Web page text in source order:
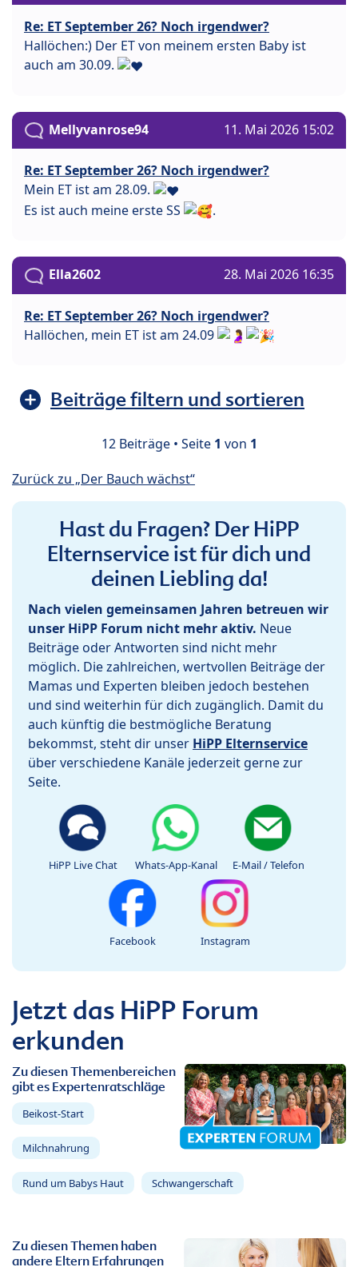
Re: ET September 26? Noch irgendwer?
Hallöchen:) Der ET von meinem ersten Baby ist
auch am 30.09.
Mellyvanrose94 11. Mai 2026 15:02
Re: ET September 26? Noch irgendwer?
Mein ET ist am 28.09.
Es ist auch meine erste SS
.
Ella2602 28. Mai 2026 16:35
Re: ET September 26? Noch irgendwer?
Hallöchen, mein ET ist am 24.09
Beiträge filtern und sortieren
12 Beiträge • Seite 1 von 1
Zurück zu „Der Bauch wächst“
Hast du Fragen? Der HiPP
Elternservice ist für dich und
deinen Liebling da!
Nach vielen gemeinsamen Jahren betreuen wir
unser HiPP Forum nicht mehr aktiv. Neue
Beiträge oder Antworten sind nicht mehr
möglich. Die zahlreichen, wertvollen Beiträge der
Mamas und Experten bleiben jedoch bestehen
und sind weiterhin für dich zugänglich. Damit du
auch künftig die bestmögliche Beratung
bekommst, steht dir unser HiPP Elternservice
über verschiedene Kanäle jederzeit gerne zur
Seite.
HiPP Live Chat Whats-App-Kanal E-Mail / Telefon
Facebook Instagram
Jetzt das HiPP Forum
erkunden
Zu diesen Themenbereichen
gibt es Expertenratschläge
Beikost-Start
Milchnahrung
Rund um Babys Haut Schwangerschaft
Zu diesen Themen haben
andere Eltern Erfahrungen